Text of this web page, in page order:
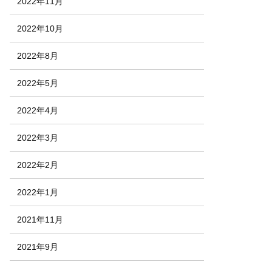
2022年10月
2022年8月
2022年5月
2022年4月
2022年3月
2022年2月
2022年1月
2021年11月
2021年9月